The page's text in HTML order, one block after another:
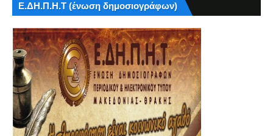
Ε.ΔΗ.Π.Η.Τ (ένωση δημοσιογράφων)